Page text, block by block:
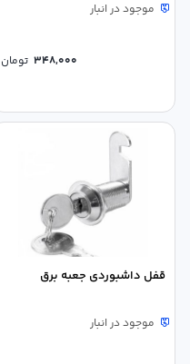
موجود در انبار
348,000 تومان
قفل داشبوردی جعبه برق
موجود در انبار